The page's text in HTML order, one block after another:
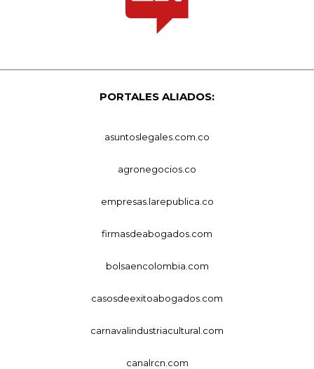
PORTALES ALIADOS:
asuntoslegales.com.co
agronegocios.co
empresas.larepublica.co
firmasdeabogados.com
bolsaencolombia.com
casosdeexitoabogados.com
carnavalindustriacultural.com
canalrcn.com